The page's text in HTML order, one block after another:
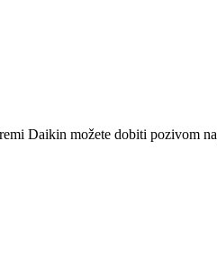
Daikin možete dobiti pozivom na